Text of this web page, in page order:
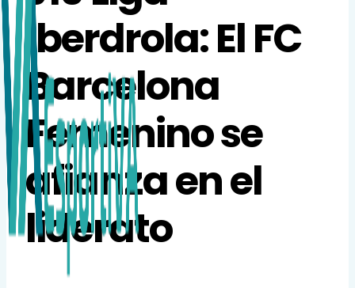
Iberdrola: El FC
Barcelona
Femenino se
afianza en el
liderato